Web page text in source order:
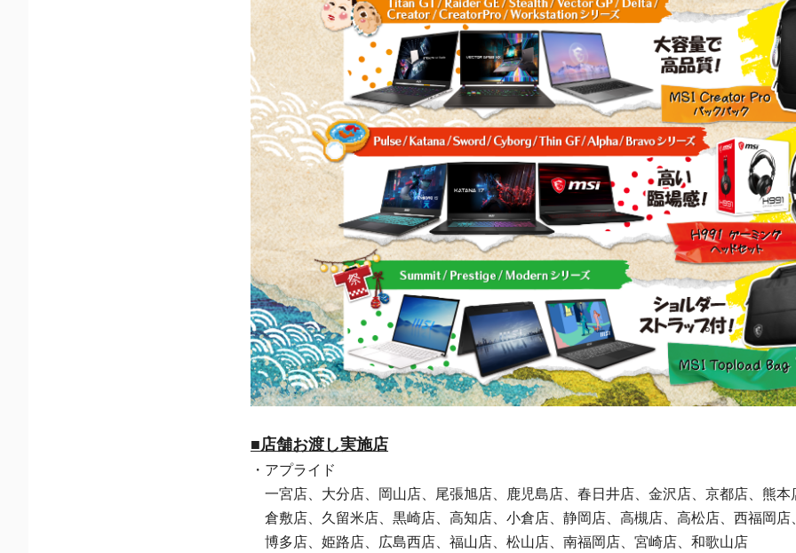
■店舗お渡し実施店
・アプライド
一宮店、大分店、岡山店、尾張旭店、鹿児島店、春日井店、金沢店、京都店、熊本
倉敷店、久留米店、黒崎店、高知店、小倉店、静岡店、高槻店、高松店、西福岡店
博多店、姫路店、広島西店、福山店、松山店、南福岡店、宮崎店、和歌山店